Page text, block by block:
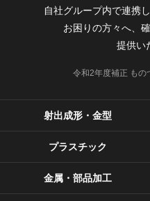
自社グループ内で連携
お困りの方々へ、
提供い
令和2年度補正 もの
射出成形・金型
プラスチック
金属・部品加工